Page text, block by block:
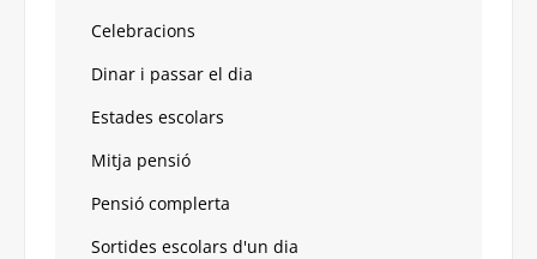
Celebracions
Dinar i passar el dia
Estades escolars
Mitja pensió
Pensió complerta
Sortides escolars d'un dia